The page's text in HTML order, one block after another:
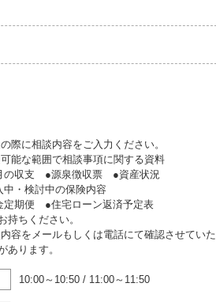
際に相談内容をご入力ください。
能な範囲で相談事項に関する資料
収支 ●源泉徴収票 ●資産状況
・検討中の保険内容
期便 ●住宅ローン返済予定表
持ちください。
容をメールもしくは電話にて確認させていた
あります。
10:00～10:50 / 11:00～11:50